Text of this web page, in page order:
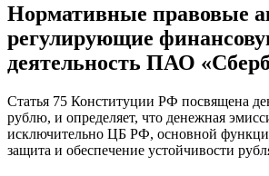
Нормативные правовые
регулирующие
деятельность ПАО
Статья 75 Конституции РФ посвящена
рублю, и определяет, что денежная
исключительно ЦБ РФ, основной
защита и обеспечение устойчивости